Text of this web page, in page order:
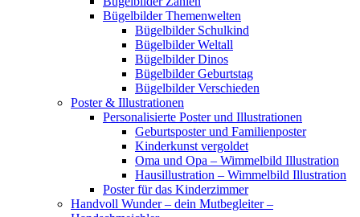
Bügelbilder Themenwelten
Bügelbilder Schulkind
Bügelbilder Weltall
Bügelbilder Dinos
Bügelbilder Geburtstag
Bügelbilder Verschieden
Poster & Illustrationen
Personalisierte Poster und Illustrationen
Geburtsposter und Familienposter
Kinderkunst vergoldet
Oma und Opa – Wimmelbild Illustration
Hausillustration – Wimmelbild Illustration
Poster für das Kinderzimmer
Handvoll Wunder – dein Mutbegleiter –